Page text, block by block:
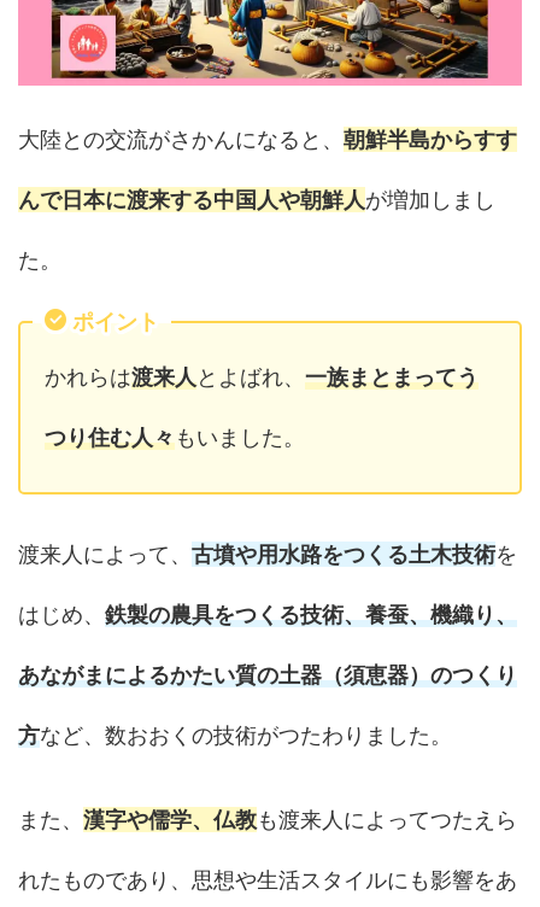
大陸との交流がさかんになると、 朝鮮半島からすす
んで日本に渡来する中国人や朝鮮人が増加しまし
た。
ポイント
かれらは渡来人とよばれ、 一族まとまってう
つり住む人々もいました。
渡来人によって、 古墳や用水路をつくる土木技術を
はじめ、 鉄製の農具をつくる技術、養蚕、機織り、
あながまによるかたい質の土器（須恵器）のつくり
方など、数おおくの技術がつたわりました。
また、 漢字や儒学、仏教も渡来人によってつたえら
れたものであり、思想や生活スタイルにも影響をあ